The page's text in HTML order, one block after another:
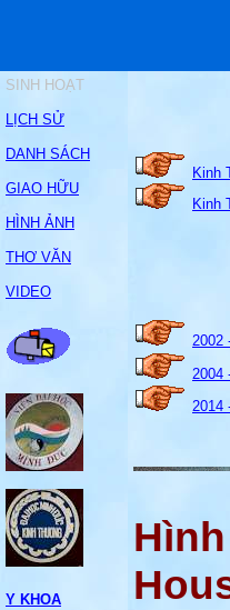
SINH HOẠT
LỊCH SỬ
DANH SÁCH
GIAO HỮU
HÌNH ẢNH
THƠ VĂN
VIDEO
Y KHOA
Kinh
Kinh
2002
2004
2014